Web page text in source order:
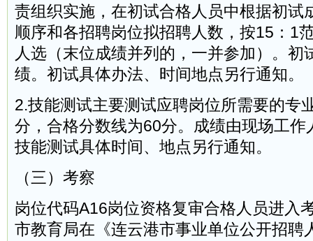
责组织实施，在初试合格人员中根据初试
顺序和各招聘岗位拟招聘人数，按15：1
人选（末位成绩并列的，一并参加）。初
绩。初试具体办法、时间地点另行通知。
2.技能测试主要测试应聘岗位所需要的专
分，合格分数线为60分。成绩由现场工作
技能测试具体时间、地点另行通知。
（三）考察
岗位代码A16岗位资格复审合格人员进入
市教育局在《连云港市事业单位公开招聘